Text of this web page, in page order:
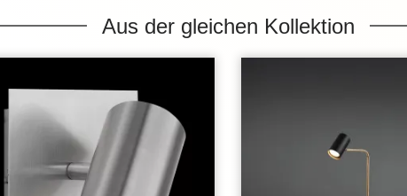
Aus der gleichen Kollektion